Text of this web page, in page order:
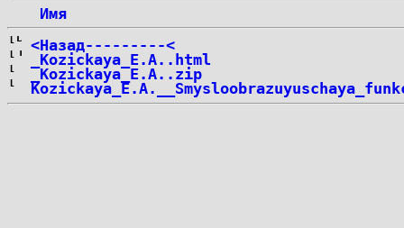
Имя
<Назад---------<
_Kozickaya_E.A..html
_Kozickaya_E.A..zip